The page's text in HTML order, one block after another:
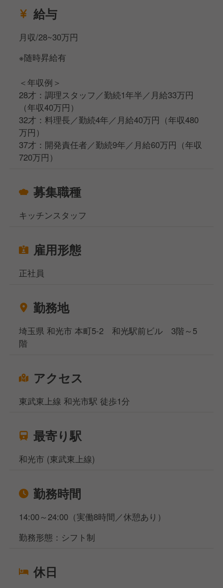
飲食業をサポートできる他分野での
事業を志した人など形は様々ですが、
夢を結実させています。
給与
月収/28~30万円
※随時昇給有
＜年収例＞
28才：調理スタッフ／勤続1年半／月給33万円
（年収40万円）
32才：料理長／勤続4年／月給40万円（年収480
万円）
37才：開発責任者／勤続9年／月給60万円（年収
720万円）
募集職種
キッチンスタッフ
雇用形態
正社員
勤務地
埼玉県 和光市 本町5-2 和光駅前ビル 3階～5
階
アクセス
東武東上線 和光市駅 徒歩1分
最寄り駅
和光市 (東武東上線)
勤務時間
14:00～24:00（実働8時間／休憩あり）
勤務形態：シフト制
休日